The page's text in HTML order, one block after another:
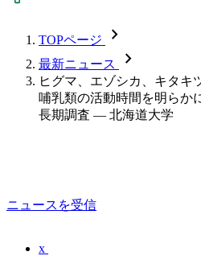
TOPページ chevron_forward
最新ニュース chevron_forward
ヒグマ、エゾシカ、キタキ
哺乳類の活動時間を明らか
長期調査 — 北海道大学
ニュースを受信
x